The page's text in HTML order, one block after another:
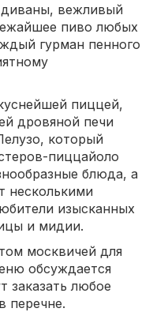
вежливый
пиво любых
гурман пенного
пиццей,
дровяной печи
который
пиццайоло
блюда, а
несколькими
изысканных
и мидии.
москвичей для
обсуждается
заказать любое
перечне.